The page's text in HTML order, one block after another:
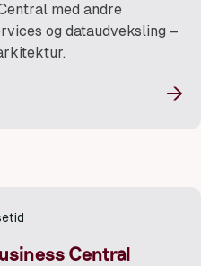
med andre
og dataudveksling –
→
Central